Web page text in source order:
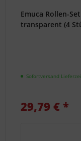
Emuca Rollen-
transparent (4
Sofortversand
29,79 € *